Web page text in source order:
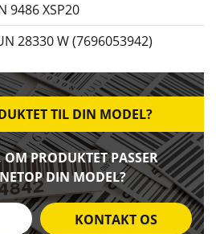
9486 XSP20
28330 W (7696053942)
TIL DIN MODEL?
PRODUKTET PASSER
DIN MODEL?
KONTAKT OS